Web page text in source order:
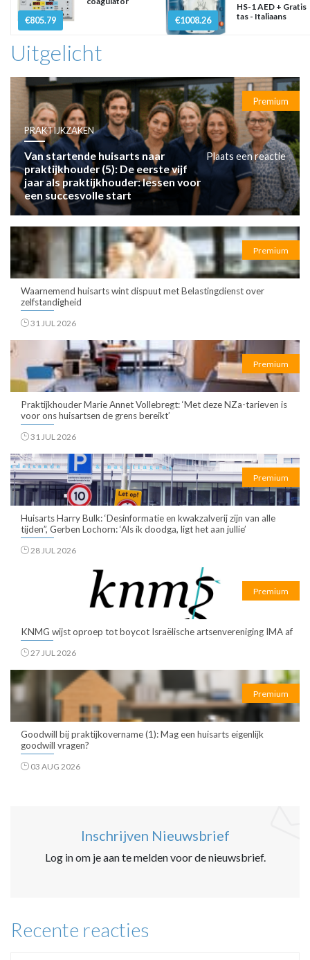
€805.79 €1008.26
HS-1 AED + Gratis
tas - Italiaans
Uitgelicht
Premium
PRAKTIJKZAKEN
Van startende huisarts naar
praktijkhouder (5): De eerste vijf
jaar als praktijkhouder: lessen voor
een succesvolle start
Plaats een reactie
Premium
Waarnemend huisarts wint dispuut met Belastingdienst over
zelfstandigheid
31 JUL 2026
Premium
Praktijkhouder Marie Annet Vollebregt: ‘Met deze NZa-tarieven is
voor ons huisartsen de grens bereikt’
31 JUL 2026
Premium
Huisarts Harry Bulk: ‘Desinformatie en kwakzalverij zijn van alle
tijden”, Gerben Lochorn: ‘Als ik doodga, ligt het aan jullie’
28 JUL 2026
Premium
KNMG wijst oproep tot boycot Israëlische artsenvereniging IMA af
27 JUL 2026
Premium
Goodwill bij praktijkovername (1): Mag een huisarts eigenlijk
goodwill vragen?
03 AUG 2026
Inschrijven Nieuwsbrief
Log in om je aan te melden voor de nieuwsbrief.
Recente reacties